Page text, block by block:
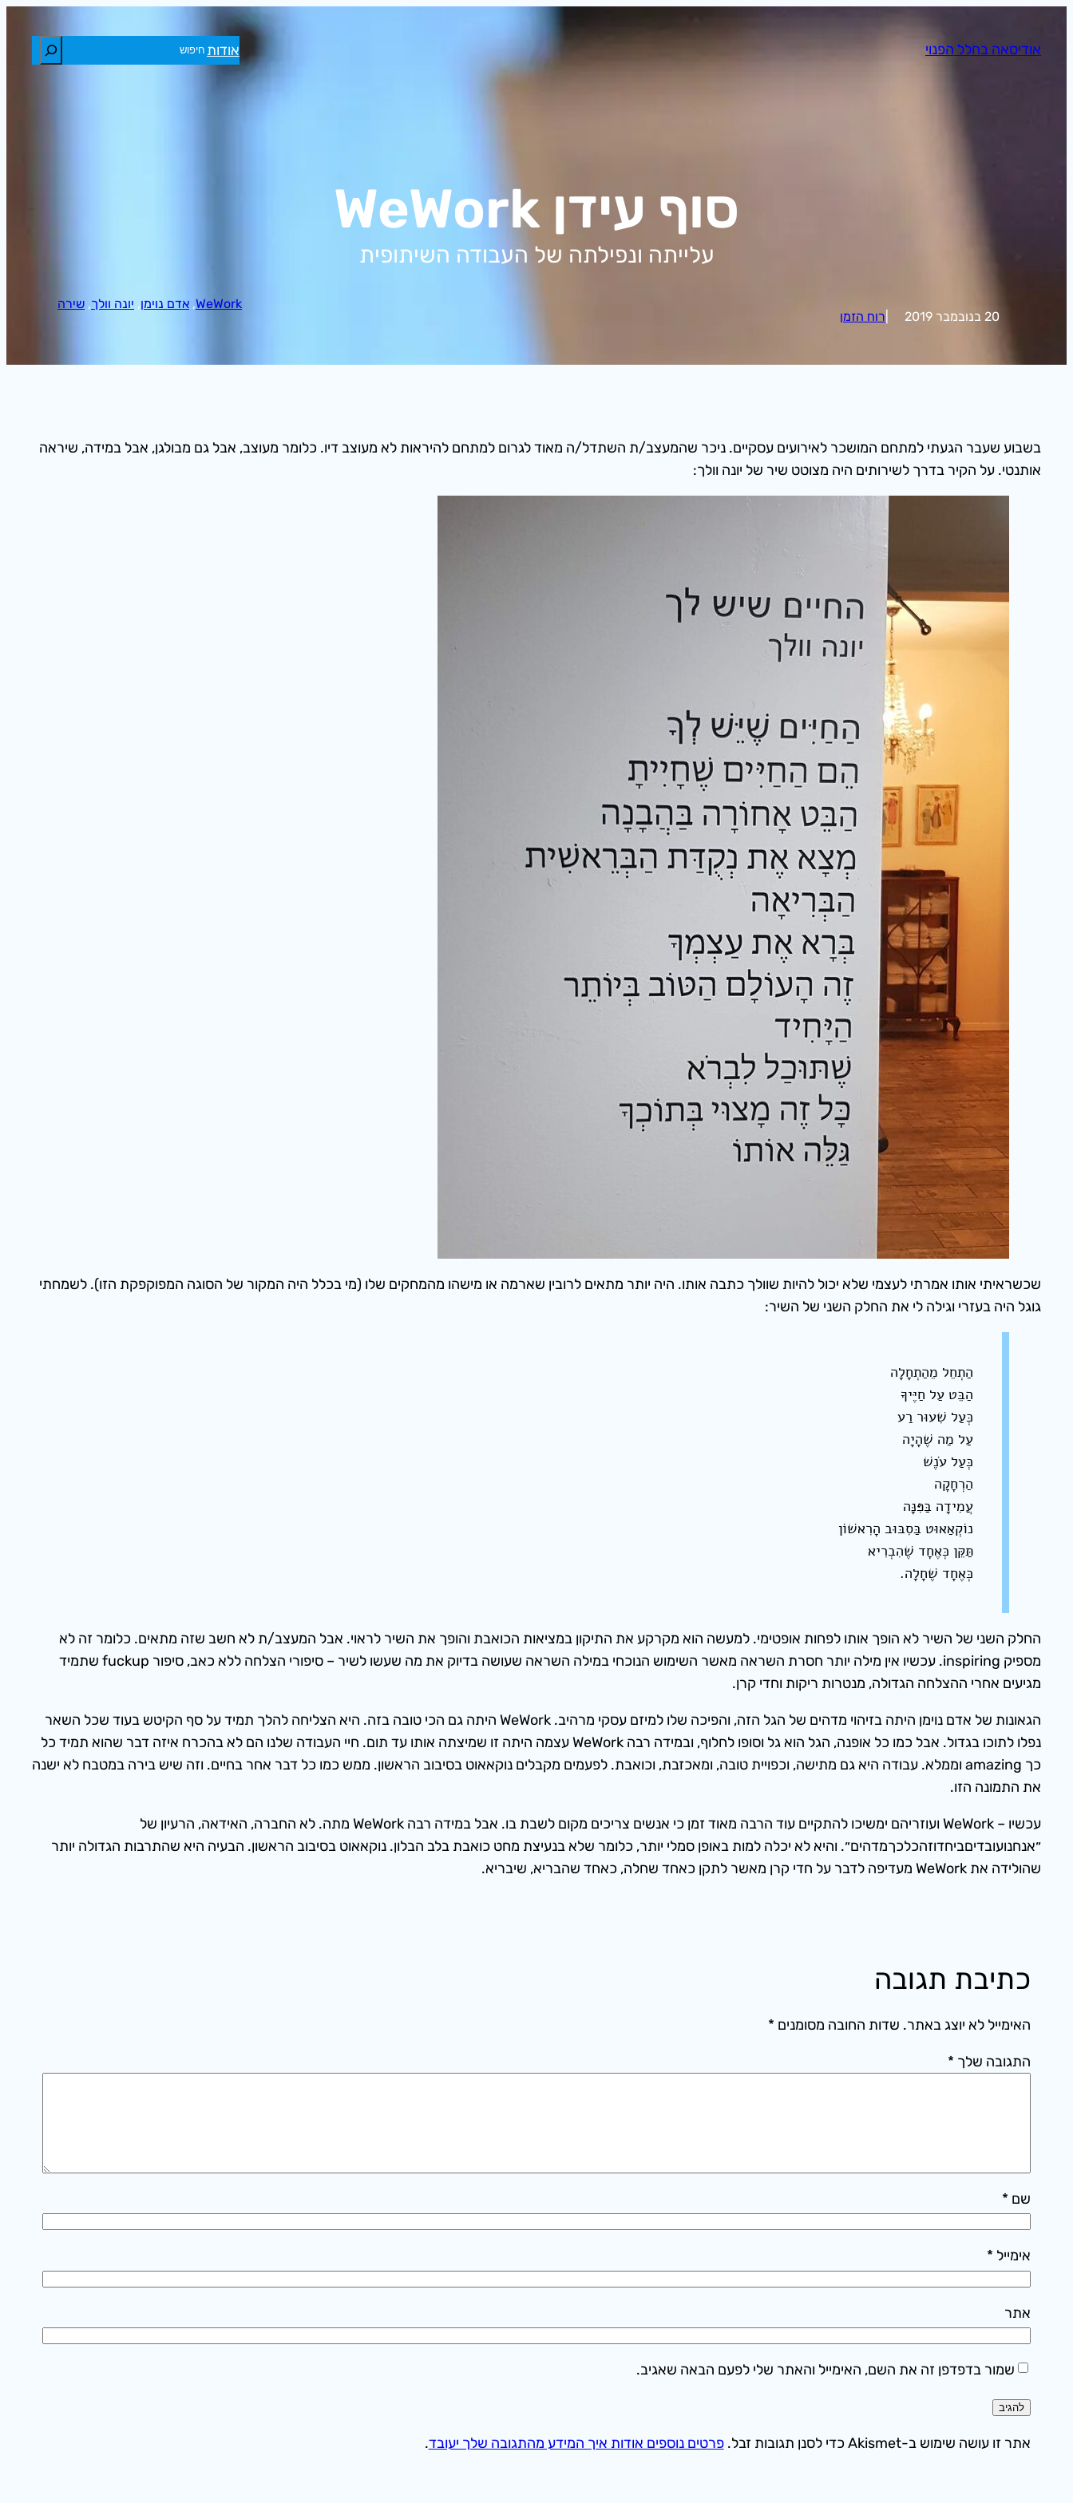
אודיסאה בחלל הפנוי אודותחיפוש
סוף עידן WeWork
עלייתה ונפילתה של העבודה השיתופית
20 בנובמבר 2019 רוח הזמן
WeWork
, אדם נוימן, יונה וולך, שירה
בשבוע שעבר הגעתי למתחם המושכר לאירועים עסקיים. ניכר שהמעצב/ת השתדל/ה מאוד לגרום למתחם להיראות לא מעוצב דיו. כלומר מעוצב, אבל גם מבולגן, אבל במידה, שיראה
אותנטי. על הקיר בדרך לשירותים היה מצוטט שיר של יונה וולך:
שכשראיתי אותו אמרתי לעצמי שלא יכול להיות שוולך כתבה אותו. היה יותר מתאים לרובין שארמה או מישהו מהמחקים שלו (מי בכלל היה המקור של הסוגה המפוקפקת הזו). לשמחתי
גוגל היה בעזרי וגילה לי את החלק השני של השיר:
הַתְחֵל מֵהַתְחָלָה
הַבֵּט עַל חַיֶּיךָ
כְּעַל שִׁעוּר רַע
עַל מַה שֶׁהָיָה
כְּעַל עֹנֶשׁ
הַרְחָקָה
עֲמִידָה בַּפִּנָּה
נוֹקְאַאוּט בַּסִבּוּב הָרִאשׁוֹן
תַּקֵּן כְּאֶחָד שֶׁהִבְרִיא
כְּאֶחָד שֶׁחָלָה.
החלק השני של השיר לא הופך אותו לפחות אופטימי. למעשה הוא מקרקע את התיקון במציאות הכואבת והופך את השיר לראוי. אבל המעצב/ת לא חשב שזה מתאים. כלומר זה לא
מספיק inspiring. עכשיו אין מילה יותר חסרת השראה מאשר השימוש הנוכחי במילה השראה שעושה בדיוק את מה שעשו לשיר – סיפורי הצלחה ללא כאב, סיפור fuckup שתמיד
מגיעים אחרי ההצלחה הגדולה, מנטרות ריקות וחדי קרן.
הגאונות של אדם נוימן היתה בזיהוי מדהים של הגל הזה, והפיכה שלו למיזם עסקי מרהיב. WeWork היתה גם הכי טובה בזה. היא הצליחה להלך תמיד על סף הקיטש בעוד שכל השאר
נפלו לתוכו בגדול. אבל כמו כל אופנה, הגל הוא גל וסופו לחלוף, ובמידה רבה WeWork עצמה היתה זו שמיצתה אותו עד תום. חיי העבודה שלנו הם לא בהכרח איזה דבר שהוא תמיד כל
כך amazing וממלא. עבודה היא גם מתישה, וכפויית טובה, ומאכזבת, וכואבת. לפעמים מקבלים נוקאאוט בסיבוב הראשון. ממש כמו כל דבר אחר בחיים. וזה שיש בירה במטבח לא ישנה
את התמונה הזו.
עכשיו – WeWork ועוזריהם ימשיכו להתקיים עוד הרבה מאוד זמן כי אנשים צריכים מקום לשבת בו. אבל במידה רבה WeWork מתה. לא החברה, האידאה, הרעיון של
״אנחנועובדיםביחדוזהכלכךמדהים״. והיא לא יכלה למות באופן סמלי יותר, כלומר שלא בנעיצת מחט כואבת בלב הבלון. נוקאאוט בסיבוב הראשון. הבעיה היא שהתרבות הגדולה יותר
שהולידה את WeWork מעדיפה לדבר על חדי קרן מאשר לתקן כאחד שחלה, כאחד שהבריא, שיבריא.
כתיבת תגובה
האימייל לא יוצג באתר. שדות החובה מסומנים *
התגובה שלך *
שם *
אימייל *
אתר
שמור בדפדפן זה את השם, האימייל והאתר שלי לפעם הבאה שאגיב.
אתר זו עושה שימוש ב-Akismet כדי לסנן תגובות זבל. פרטים נוספים אודות איך המידע מהתגובה שלך יעובד.